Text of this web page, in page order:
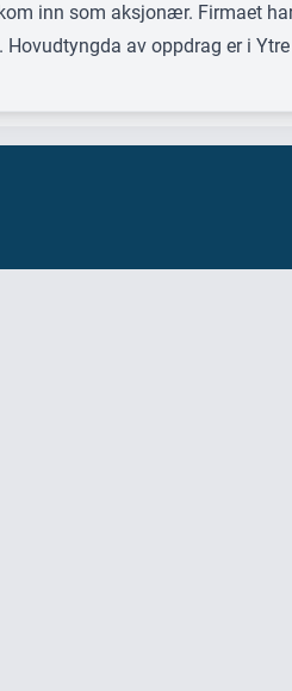
inn som aksjonær. Firmaet
av oppdrag er i